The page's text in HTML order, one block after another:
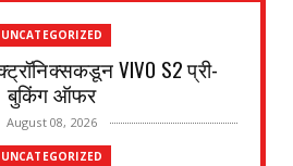
UNCATEGORIZED
VIVO S2 प्री-
बुकिंग ऑफर
August 08, 2026
UNCATEGORIZED